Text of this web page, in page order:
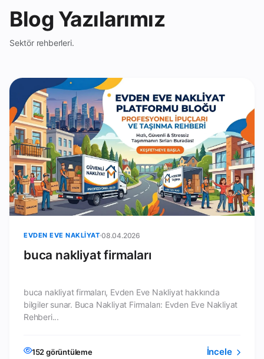
Blog Yazılarımız
Sektör rehberleri.
EVDEN EVE NAKLIYAT 08.04.2026
buca nakliyat firmaları
buca nakliyat firmaları, Evden Eve Nakliyat hakkında
bilgiler sunar. Buca Nakliyat Firmaları: Evden Eve Nakliyat
Rehberi...
152 görüntüleme İncele